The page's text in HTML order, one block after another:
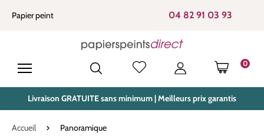
principal
Papier peint 04 82 91 03 93
0
LE
Livraison GRATUITE sans minimum | Meilleurs prix garantis
Accueil Panoramique